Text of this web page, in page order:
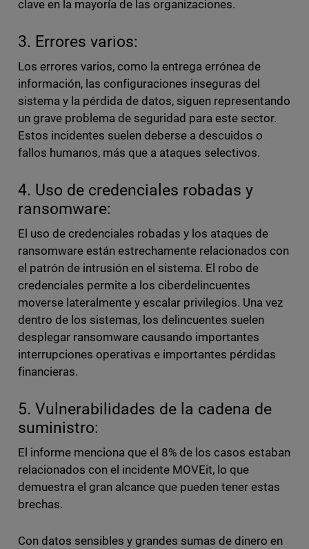
clave en la mayoría de las organizaciones.
3. Errores varios:
Los errores varios, como la entrega errónea de
información, las configuraciones inseguras del
sistema y la pérdida de datos, siguen representando
un grave problema de seguridad para este sector.
Estos incidentes suelen deberse a descuidos o
fallos humanos, más que a ataques selectivos.
4. Uso de credenciales robadas y
ransomware:
El uso de credenciales robadas y los ataques de
ransomware están estrechamente relacionados con
el patrón de intrusión en el sistema. El robo de
credenciales permite a los ciberdelincuentes
moverse lateralmente y escalar privilegios. Una vez
dentro de los sistemas, los delincuentes suelen
desplegar ransomware causando importantes
interrupciones operativas e importantes pérdidas
financieras.
5. Vulnerabilidades de la cadena de
suministro:
El informe menciona que el 8% de los casos estaban
relacionados con el incidente MOVEit, lo que
demuestra el gran alcance que pueden tener estas
brechas.
Con datos sensibles y grandes sumas de dinero en